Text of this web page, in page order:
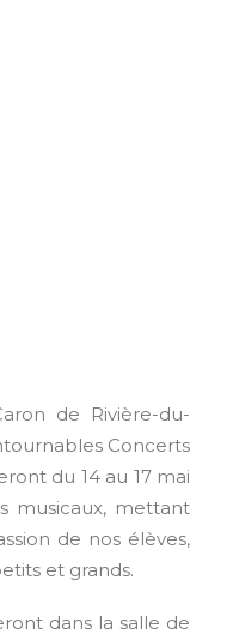
de Rivière-du-
Concerts
du 14 au 17 mai
musicaux, mettant
de nos élèves,
et grands.
dans la salle de